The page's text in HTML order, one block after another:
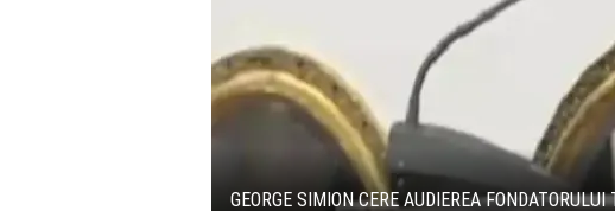
GEORGE SIMION CERE AUDIEREA